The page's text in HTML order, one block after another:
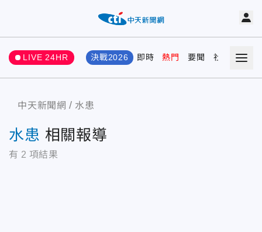
LIVE 24HR 決戰2026 即時 熱門 要聞 社會 娛樂
中天新聞網 水患
水患 相關報導
有 2 項結果